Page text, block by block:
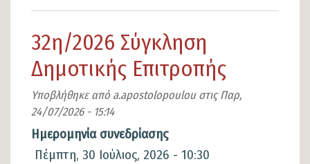
Σύγκληση
Δημοτικής
Επιτροπής
32η/2026 Σύγκληση
Δημοτικής Επιτροπής
Υποβλήθηκε από a.apostolopoulouστιςΠαρ,
24/07/2026 - 15:14
Ημερομηνία συνεδρίασης
Πέμπτη, 30 Ιούλιος, 2026 - 10:30